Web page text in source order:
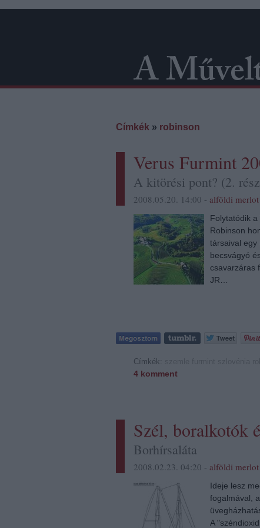
Címkék » robinson
Verus Furmint
A kitörési pont? (2.
2008.05.20. 14:00 - alföldi merlot
Folytatódik
Robinson
társaival egy
becsvágyó
csavarzáras
JR…
Címkék:
4 komment
Szél, boralkotók
Borhírsaláta
2008.02.23. 04:20 - alföldi merlot
Ideje lesz
fogalmával,
A